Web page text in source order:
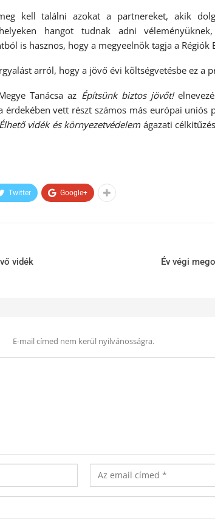
kell találni azokat a partnereket, akik
hangot tudnak adni
is hasznos, hogy a megyeelnök tagja a Régiók
arról, hogy a jövő évi költségvetésbe ez a
Tanácsa az Építsünk biztos jövőt!
érdekében vett részt számos más európai uniós
Élhető vidék és környezetvédelem ágazati
Twitter Google+
vidék Év végi
E-mail címed nem kerül nyilvánosságra.